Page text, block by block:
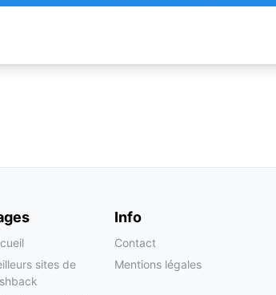
sites de
Info
Contact
Mentions légales